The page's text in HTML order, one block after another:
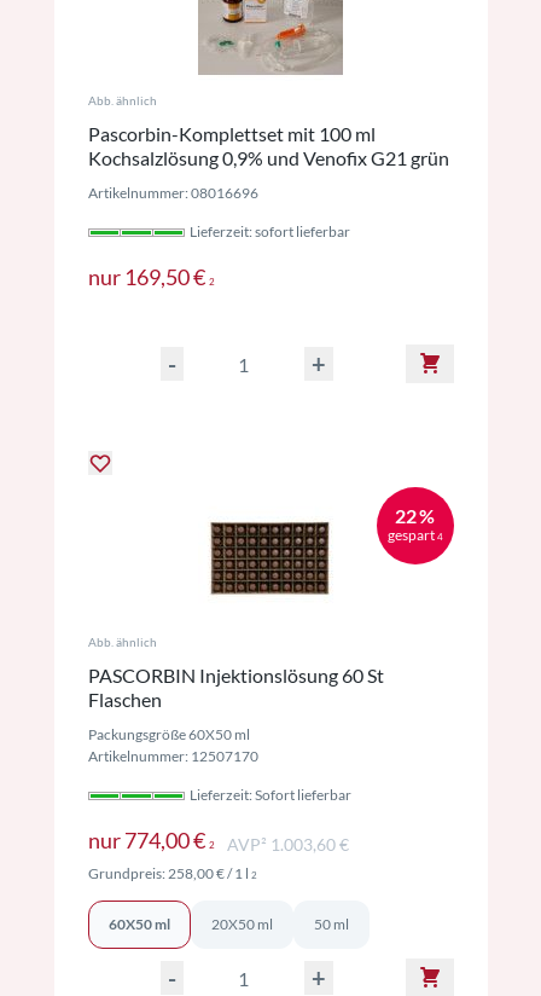
Abb. ähnlich
Pascorbin-Komplettset mit 100 ml
Kochsalzlösung 0,9% und Venofix G21 grün
Artikelnummer: 08016696
Lieferzeit: sofort lieferbar
nur 169,50 € 2Preise inkl. MwSt. ggf. zzgl.
- +
22 %
gespart 4
Abb. ähnlich
PASCORBIN Injektionslösung 60 St
Flaschen
Packungsgröße 60X50 ml
Artikelnummer: 12507170
Lieferzeit: Sofort lieferbar
nur774,00 € 2Preise inkl. MwSt. ggf. zzgl.
AVP² 1.003,60 €
Grundpreis:258,00 €/ 1 l 2Preise inkl. MwSt. ggf. zzgl. Versand
60X50 ml 20X50 ml 50 ml
- +